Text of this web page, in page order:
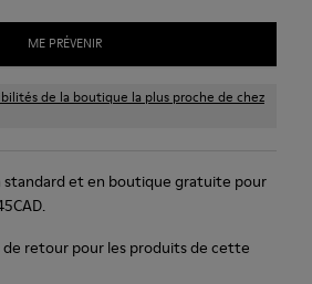
ME PRÉVENIR
de la boutique la plus proche de chez
standard et en boutique gratuite pour
de retour pour les produits de cette